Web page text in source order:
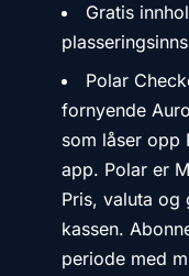
Gratis
Polar
fornyende
som låser opp
app. Polar er
Pris, valuta og
kassen.
periode med